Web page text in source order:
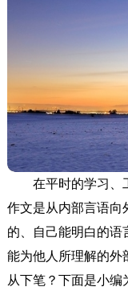
在平时的学习、
作文是从内部言语向
的、自己能明白的语
能为他人所理解的外
从下笔？下面是小编